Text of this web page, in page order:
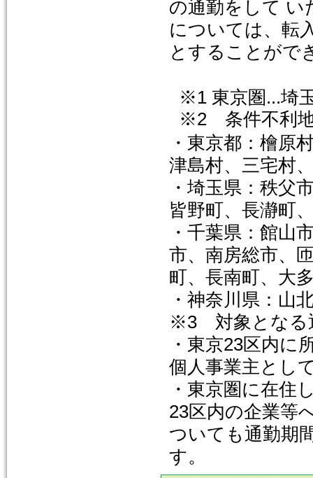
の通勤をして い
については、転
とすることがで
※1 東京圏...埼
※2 条件不利地
・東京都：檜原
津島村、三宅村
・埼玉県：秩父
皆野町、長瀞町
・千葉県：館山
市、南房総市、
町、長南町、大
・神奈川県：山
※3 対象となる
・東京23区内に
個人事業主とし
・東京圏に在住
23区内の企業等
ついても通勤期
す。